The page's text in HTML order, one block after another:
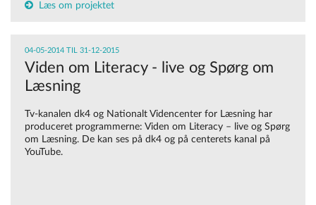
Læs om projektet
04-05-2014 TIL 31-12-2015
Viden om Literacy - live og Spørg om
Læsning
Tv-kanalen dk4 og Nationalt Videncenter for Læsning har
produceret programmerne: Viden om Literacy – live og Spørg
om Læsning. De kan ses på dk4 og på centerets kanal på
YouTube.